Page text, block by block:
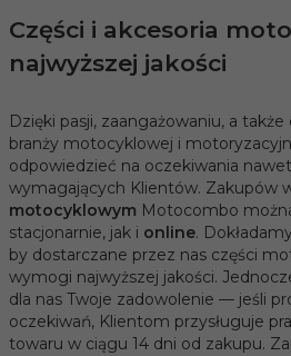
Części i akcesoria
najwyższej jakości
Dzięki pasji, zaangażowaniu, a
branży motocyklowej i
odpowiedzieć na oczekiwania
wymagających Klientów. Zakupów
motocyklowym Motocombo
stacjonarnie, jak i online.
by dostarczane przez nas części
wymogi najwyższej jakości.
dla nas Twoje zadowolenie — jeśli
oczekiwań, Klientom przysługuje
towaru w ciągu 14 dni od zakupu.